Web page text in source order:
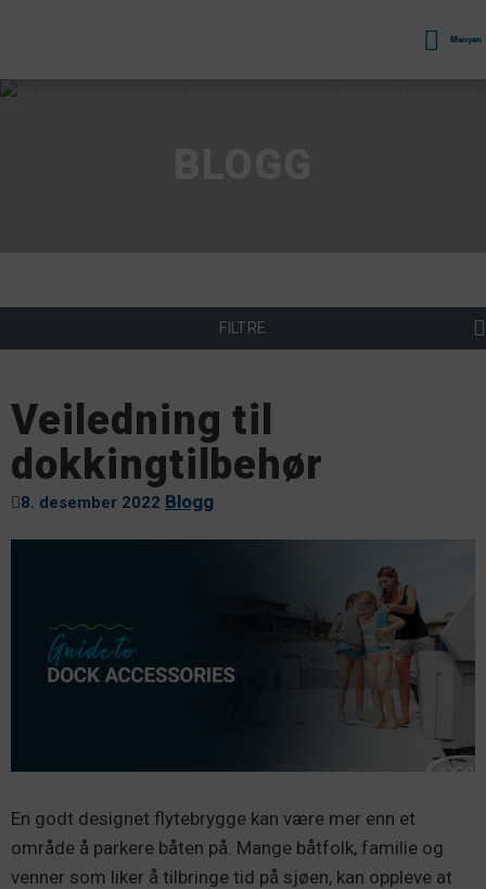
Menyen
FILTRE
Veiledning til
dokkingtilbehør
8. desember 2022 Blogg
En godt designet flytebrygge kan være mer enn et
område å parkere båten på. Mange båtfolk, familie og
venner som liker å tilbringe tid på sjøen, kan oppleve at